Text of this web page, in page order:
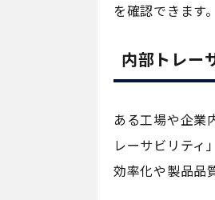
を確認できます
内部トレー
ある工場や企業
レーサビリティ
効率化や製品品